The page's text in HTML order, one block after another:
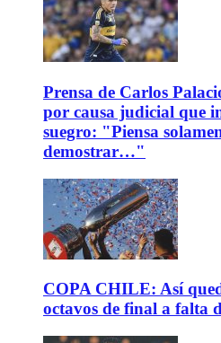
Prensa de Carlos
por causa judicial que
suegro: "Piensa
demostrar…"
COPA CHILE: Así
octavos de final a falta